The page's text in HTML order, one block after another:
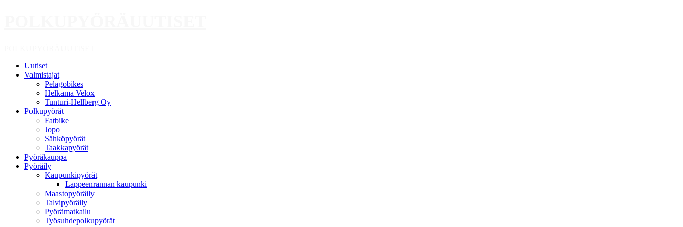
Uutiset
Valmistajat
Pelagobikes
Helkama Velox
Tunturi-Hellberg Oy
Polkupyörät
Fatbike
Jopo
Sähköpyörät
Taakkapyörät
Pyöräkauppa
Pyöräily
Kaupunkipyörät
Lappeenrannan kaupunki
Maastopyöräily
Talvipyöräily
Pyörämatkailu
Työsuhdepolkupyörät